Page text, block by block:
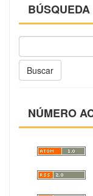
BÚSQUEDA
Buscar
NÚMERO